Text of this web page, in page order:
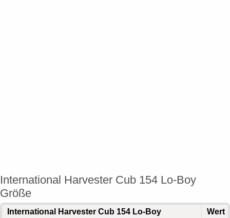
International Harvester Cub 154 Lo-Boy
Größe
International Harvester Cub 154 Lo-Boy
Wert